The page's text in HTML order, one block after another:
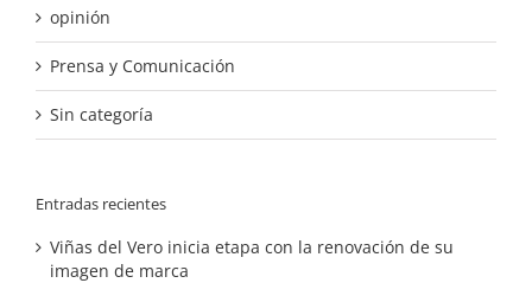
opinión
Prensa y Comunicación
Sin categoría
Entradas recientes
Viñas del Vero inicia etapa con la renovación de su
imagen de marca